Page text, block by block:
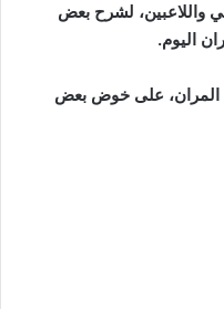
واللاعبين، لشرح بعض
اليوم.
المران، على خوض بعض